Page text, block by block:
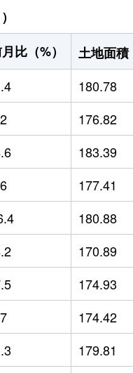
比（%） 土地面積
180.78
176.82
183.39
177.41
180.88
170.89
174.93
174.42
179.81